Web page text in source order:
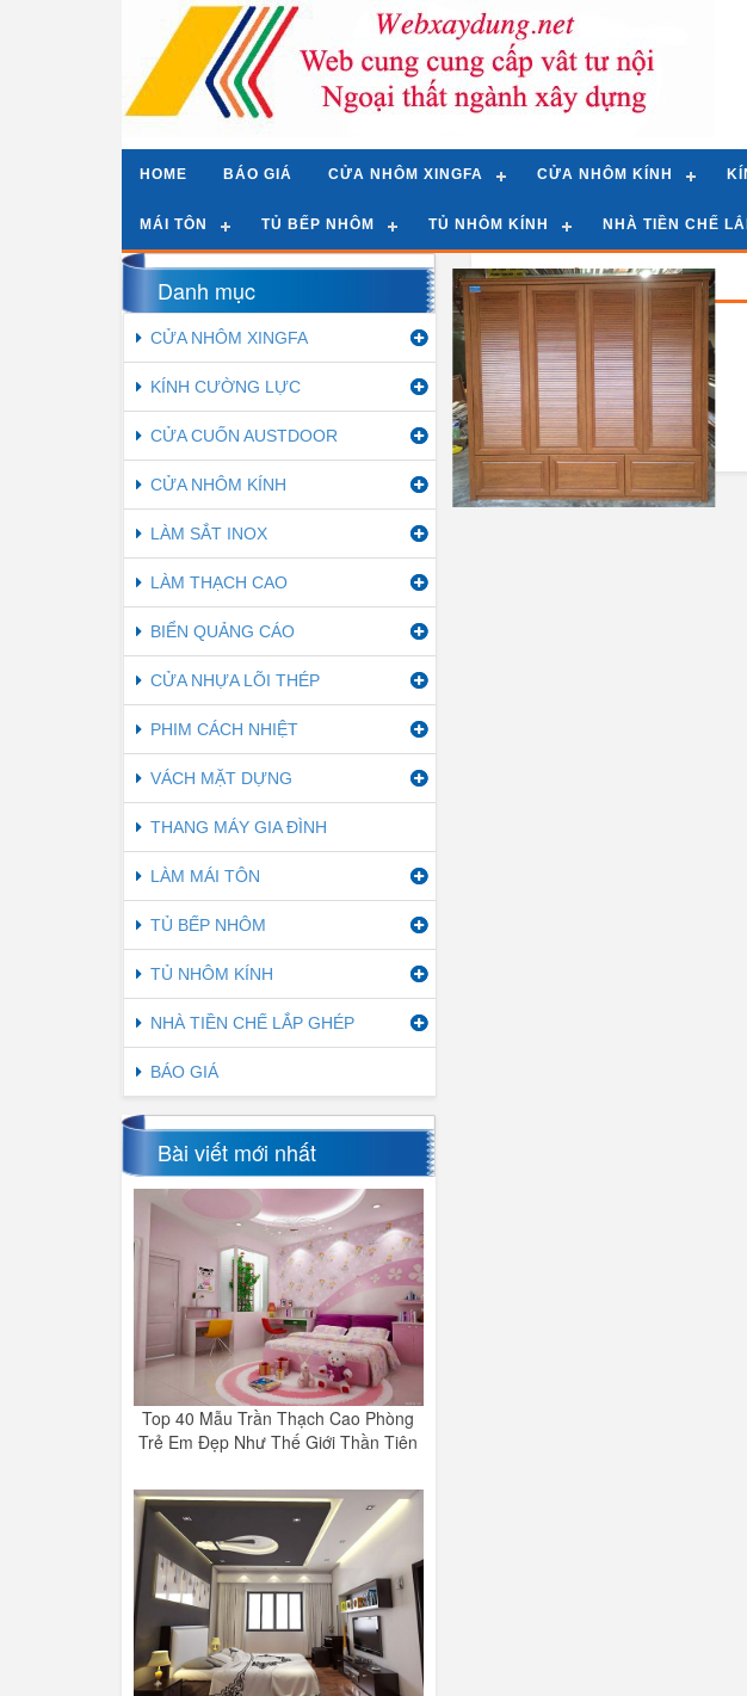
HOME BÁO GIÁ CỬA NHÔM XINGFA CỬA NHÔM KÍNH
MÁI TÔN TỦ BẾP NHÔM TỦ NHÔM KÍNH NHÀ TIỀN CHẾ
Danh mục
CỬA NHÔM XINGFA
KÍNH CƯỜNG LỰC
CỬA CUỐN AUSTDOOR
CỬA NHÔM KÍNH
LÀM SẮT INOX
LÀM THẠCH CAO
BIỂN QUẢNG CÁO
CỬA NHỰA LÕI THÉP
PHIM CÁCH NHIỆT
VÁCH MẶT DỰNG
THANG MÁY GIA ĐÌNH
LÀM MÁI TÔN
TỦ BẾP NHÔM
TỦ NHÔM KÍNH
NHÀ TIỀN CHẾ LẮP GHÉP
BÁO GIÁ
Bài viết mới nhất
Top 40 Mẫu Trần Thạch Cao Phòng
Trẻ Em Đẹp Như Thế Giới Thần Tiên
Trang Chủ»
Grid
List
Tìm Hiểu Sản Phẩm Tủ
Nhôm Kính Treo Quần Áo